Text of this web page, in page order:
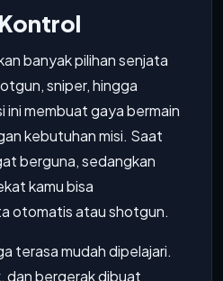
banyak pilihan senjata
sniper, hingga
ini membuat gaya bermain
kebutuhan misi. Saat
berguna, sedangkan
kamu bisa
otomatis atau shotgun.
terasa mudah dipelajari.
dan bergerak dibuat